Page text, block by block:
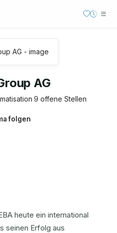
AG
·9 offene Stellen
folgen
heute ein international
seinen Erfolg aus